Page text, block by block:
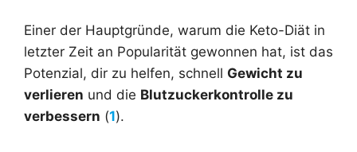
Einer der Hauptgründe, warum die Keto-Diät in
letzter Zeit an Popularität gewonnen hat, ist das
Potenzial, dir zu helfen, schnell Gewicht zu
verlieren und die Blutzuckerkontrolle zu
verbessern (1).